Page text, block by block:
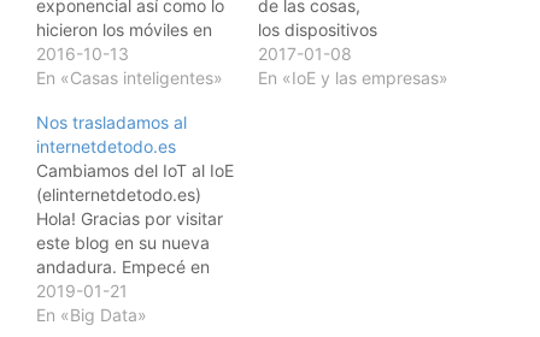
exponencial así como lo
hicieron los móviles en
su momento
2016-10-13
En «Casas inteligentes»
de las cosas,
los dispositivos
conectados 2017 será
un año de lanzamiento
2017-01-08
En «IoE y las empresas»
Nos trasladamos al
internetdetodo.es
Cambiamos del IoT al IoE
(elinternetdetodo.es)
Hola! Gracias por visitar
este blog en su nueva
andadura. Empecé en
2015 con
internetdelascosas.com.
2019-01-21
En «Big Data»